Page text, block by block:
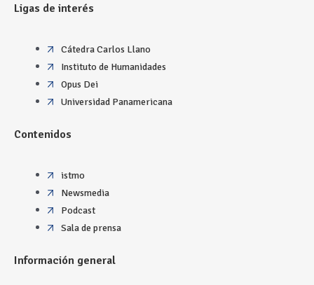
Ligas de interés
Cátedra Carlos Llano
Instituto de Humanidades
Opus Dei
Universidad Panamericana
Contenidos
istmo
Newsmedia
Podcast
Sala de prensa
Información general